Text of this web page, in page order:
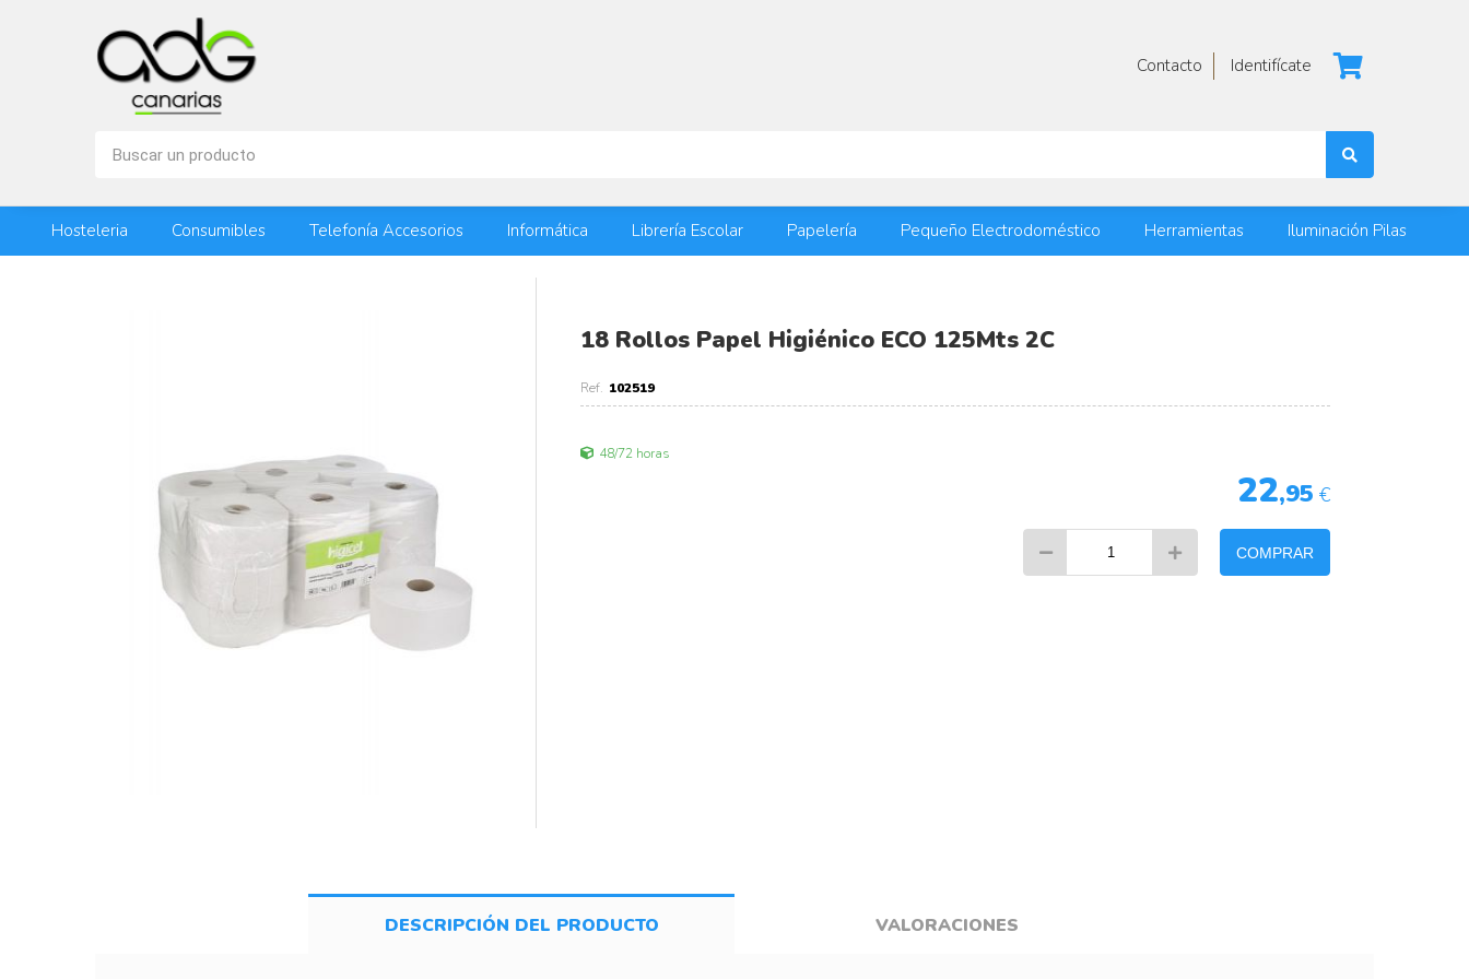
Contacto Identifícate
Hosteleria Consumibles Telefonía Accesorios Informática Librería Escolar Papelería Pequeño Electrodoméstico Herramientas Iluminación Pilas
18 Rollos Papel Higiénico ECO 125Mts 2C
102519
48/72 horas
22,95 €
COMPRAR
DESCRIPCIÓN DEL PRODUCTO VALORACIONES